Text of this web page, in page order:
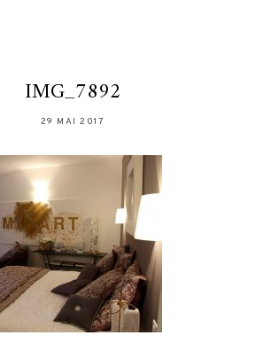
IMG_7892
29 MAI 2017